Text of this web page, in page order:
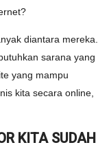
diantara mereka.
sarana yang
yang mampu
kita secara online,
KITA SUDAH